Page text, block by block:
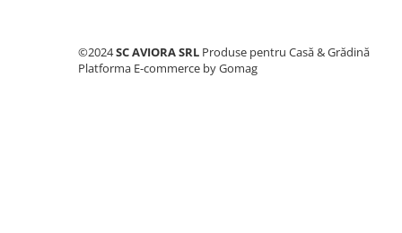
Accesorii ferestre
©2024SC AVIORA SRL Produse pentru Casă & Grădină
Platforma E-commerce by Gomag